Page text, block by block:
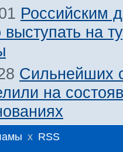
Российским
на
Сильнейших
на
x RSS